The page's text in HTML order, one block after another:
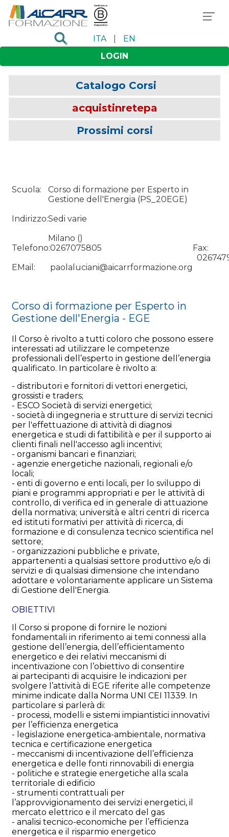
ITA
EN
LOGIN
Catalogo Corsi
acquistinretepa
Prossimi corsi
Scuola:
Corso di formazione per Esperto in
Gestione dell'Energia (PS_20EGE)
Indirizzo:Sedi varie
Milano ()
Telefono:0267075805
Fax:
EMail:
paolaluciani@aicarrformazione.org
Corso di formazione per Esperto in
Gestione dell'Energia - EGE
Il Corso è rivolto a tutti coloro che possono essere
interessati ad utilizzare le competenze
professionali dell’esperto in gestione dell’energia
qualificato. In particolare è rivolto a:
- distributori e fornitori di vettori energetici,
grossisti e traders;
- ESCO Società di servizi energetici;
- società di ingegneria e strutture di servizi tecnici
per l'effettuazione di attività di diagnosi
energetica e studi di fattibilità e per il supporto ai
clienti finali nell'accesso agli incentivi;
- organismi bancari e finanziari;
- agenzie energetiche nazionali, regionali e/o
locali;
- enti di governo e enti locali, per lo sviluppo di
piani e programmi appropriati e per le attività di
controllo, di verifica ed in generale di attuazione
della normativa; università e altri centri di ricerca
ed istituti formativi per attività di ricerca, di
formazione e di consulenza tecnico scientifica nel
settore;
- organizzazioni pubbliche e private,
appartenenti a qualsiasi settore produttivo e/o di
servizi e di qualsiasi dimensione che intendano
adottare e volontariamente applicare un Sistema
di Gestione dell'Energia.
OBIETTIVI
Il Corso si propone di fornire le nozioni
fondamentali in riferimento ai temi connessi alla
gestione dell’energia, dell’efficientamento
energetico e dei relativi meccanismi di
incentivazione con l’obiettivo di consentire
ai partecipanti di acquisire le indicazioni per
svolgere l’attività di EGE riferite alle competenze
minime indicate dalla Norma UNI CEI 11339. In
particolare si parlerà di:
- processi, modelli e sistemi impiantistici innovativi
per l’efficienza energetica
- legislazione energetica-ambientale, normativa
tecnica e certificazione energetica
- meccanismi di incentivazione dell’efficienza
energetica e delle fonti rinnovabili di energia
- politiche e strategie energetiche alla scala
territoriale di edificio
- strumenti contrattuali per
l’approvvigionamento dei servizi energetici, il
mercato elettrico e il mercato del gas
- analisi tecnico-economiche per l’efficienza
energetica e il risparmio energetico